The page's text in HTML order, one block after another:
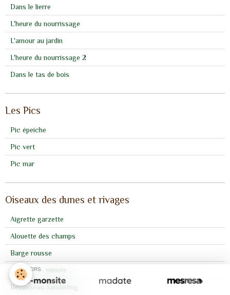
Dans le lierre
L'heure du nourrissage
L'amour au jardin
L'heure du nourrissage 2
Dans le tas de bois
Les Pics
Pic épeiche
Pic vert
Pic mar
Oiseaux des dunes et rivages
Aigrette garzette
Alouette des champs
Barge rousse
Bécasseau minute
Bécasseau Sanderling
SPONSORS